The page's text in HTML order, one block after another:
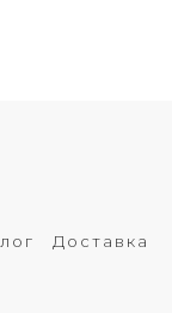
Доставка